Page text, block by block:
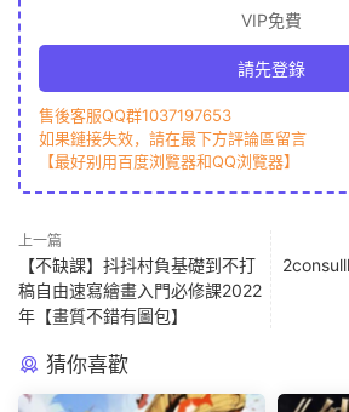
VIP免費
請先登錄
售後客服QQ群1037197653
如果鏈接失效，請在最下方評論區留言
【最好别用百度浏覽器和QQ浏覽器】
上一篇
【不缺課】抖抖村負基礎到不打
稿自由速寫繪畫入門必修課2022
年【畫質不錯有圖包】
猜你喜歡